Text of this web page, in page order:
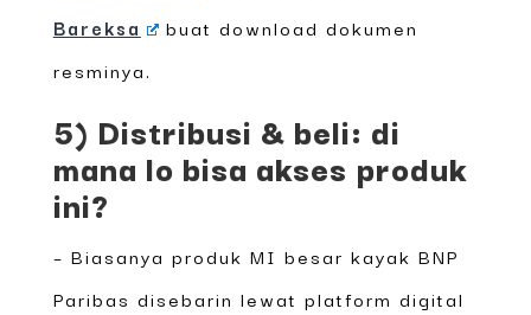
Bareksa
buat download dokumen
resminya.
5) Distribusi & beli: di
mana lo bisa akses produk
ini?
– Biasanya produk MI besar kayak BNP
Paribas disebarin lewat platform digital